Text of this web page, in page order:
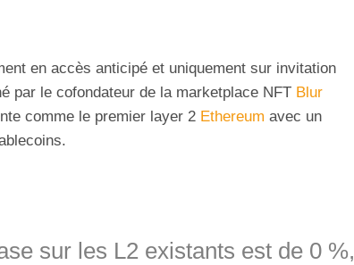
en accès anticipé et uniquement sur invitation
par le cofondateur de la marketplace NFT Blur
comme le premier layer 2 Ethereum avec un
sur les L2 existants est de 0 %,